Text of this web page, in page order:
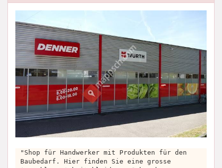
"Shop für Handwerker mit Produkten für den
Baubedarf. Hier finden Sie eine grosse